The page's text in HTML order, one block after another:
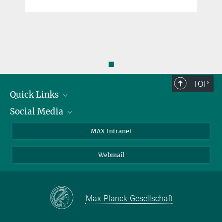
◼
TOP
Quick Links
Forschungsgruppen
Kontakt
Social Media
Bluesky
Mastodon
Instagram
MAX Intranet
Webmail
Max-Planck-Gesellschaft